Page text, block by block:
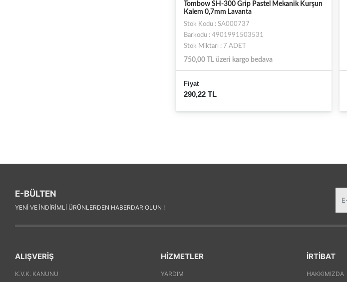
Tombow SH-300 Grip Pastel Mekanik Kurşun
Kalem 0,7mm Lavanta
Stok Kodu : SA000737
Barkodu : 4901991503531
Stok Miktarı : 7 ADET
750,00 TL üzeri kargo bedava
Fiyat
290,22 TL
E-BÜLTEN
YENI VE INDIRIMLI ÜRÜNLERDEN HABERDAR OLUN !
ALIŞVERİŞ
K.V.K. KANUNU
HİZMETLER
YARDIM
İRTİBAT
HAKKIMIZDA